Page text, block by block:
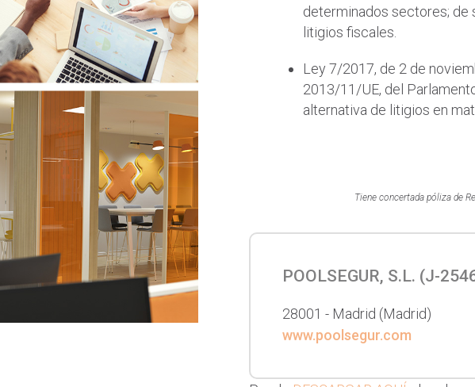
determinados sectores; de
litigios fiscales.
Ley 7/2017, de 2 de
2013/11/UE, del
alternativa de litigios en
Tiene concertada póliza de
POOLSEGUR, S.L. (J-
28001 - Madrid (Madrid)
www.poolsegur.com